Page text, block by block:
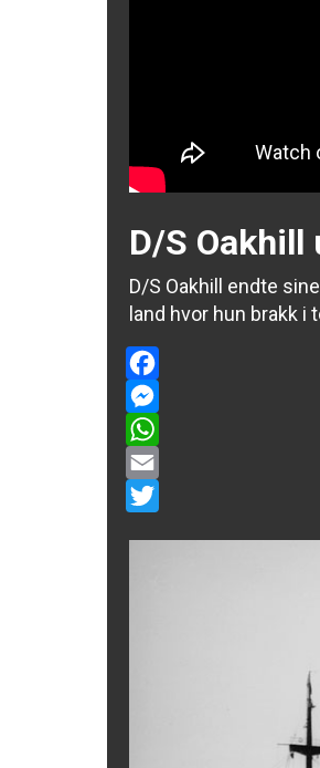
D/S
D/S Oakhill endte
land hvor hun brakk i
Facebook
Messenger
WhatsApp
Email